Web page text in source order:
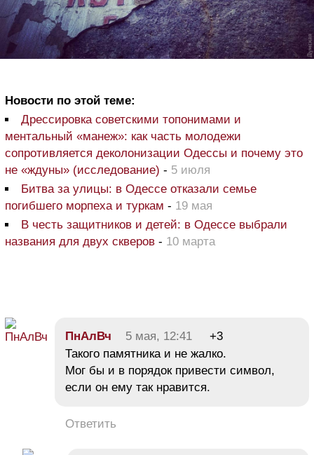
Новости по этой теме:
Дрессировка советскими топонимами и
ментальный «манеж»: как часть молодежи
сопротивляется деколонизации Одессы и почему это
не «ждуны» (исследование) - 5 июля
Битва за улицы: в Одессе отказали семье
погибшего морпеха и туркам - 19 мая
В честь защитников и детей: в Одессе выбрали
названия для двух скверов - 10 марта
ПнАлВч 5 мая, 12:41
+3
Такого памятника и не жалко.
Мог бы и в порядок привести символ,
если он ему так нравится.
Ответить